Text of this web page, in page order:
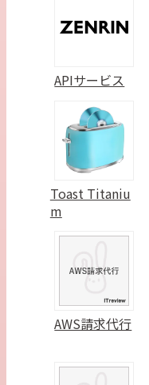
APIサービス
Toast Titaniu
m
AWS請求代行